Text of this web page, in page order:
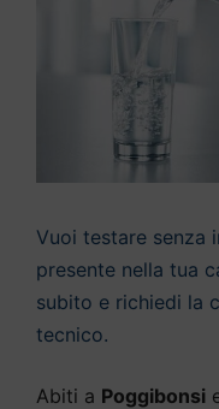
Vuoi testare senza
presente nella tua
subito e richiedi la
tecnico.
Abiti a Poggibonsi